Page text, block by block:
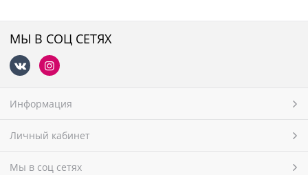
МЫ В СОЦ СЕТЯХ
Информация
Личный кабинет
Мы в соц сетях